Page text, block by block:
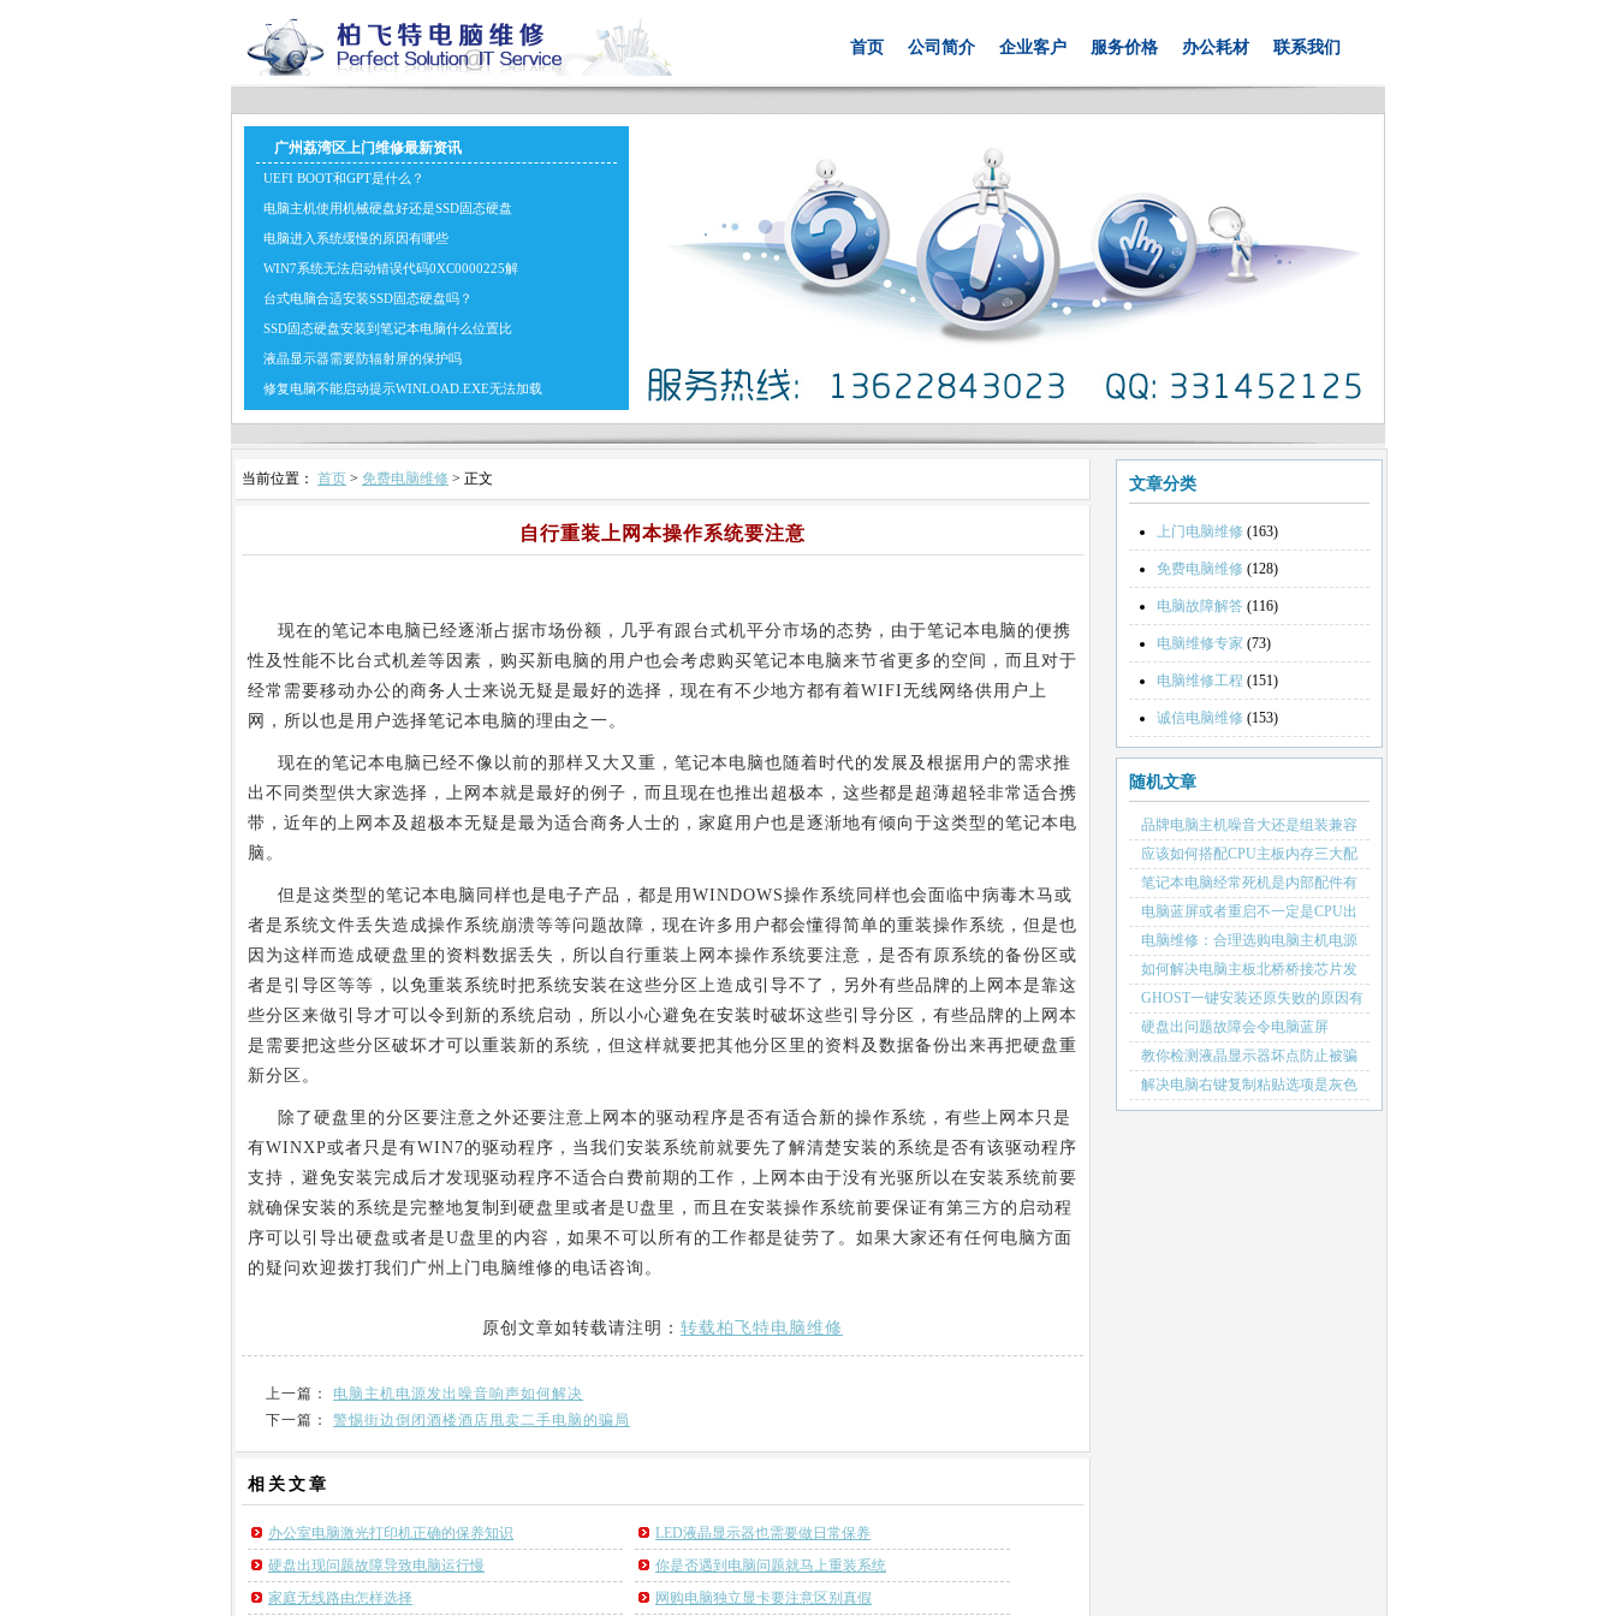
首页 公司简介 企业客户 服务价格 办公耗材 联系我们
广州荔湾区上门维修最新资讯
UEFI BOOT和GPT是什么？
电脑主机使用机械硬盘好还是SSD固态硬盘
电脑进入系统缓慢的原因有哪些
WIN7系统无法启动错误代码0XC0000225解
台式电脑合适安装SSD固态硬盘吗？
SSD固态硬盘安装到笔记本电脑什么位置比
液晶显示器需要防辐射屏的保护吗
修复电脑不能启动提示WINLOAD.EXE无法加载
当前位置： 首页 > 免费电脑维修 > 正文
自行重装上网本操作系统要注意
现在的笔记本电脑已经逐渐占据市场份额，几乎有跟台式机平分市场的态势，由于笔记本电脑的便携
性及性能不比台式机差等因素，购买新电脑的用户也会考虑购买笔记本电脑来节省更多的空间，而且对于
经常需要移动办公的商务人士来说无疑是最好的选择，现在有不少地方都有着WIFI无线网络供用户上
网，所以也是用户选择笔记本电脑的理由之一。
现在的笔记本电脑已经不像以前的那样又大又重，笔记本电脑也随着时代的发展及根据用户的需求推
出不同类型供大家选择，上网本就是最好的例子，而且现在也推出超极本，这些都是超薄超轻非常适合携
带，近年的上网本及超极本无疑是最为适合商务人士的，家庭用户也是逐渐地有倾向于这类型的笔记本电
脑。
但是这类型的笔记本电脑同样也是电子产品，都是用WINDOWS操作系统同样也会面临中病毒木马或
者是系统文件丢失造成操作系统崩溃等等问题故障，现在许多用户都会懂得简单的重装操作系统，但是也
因为这样而造成硬盘里的资料数据丢失，所以自行重装上网本操作系统要注意，是否有原系统的备份区或
者是引导区等等，以免重装系统时把系统安装在这些分区上造成引导不了，另外有些品牌的上网本是靠这
些分区来做引导才可以令到新的系统启动，所以小心避免在安装时破坏这些引导分区，有些品牌的上网本
是需要把这些分区破坏才可以重装新的系统，但这样就要把其他分区里的资料及数据备份出来再把硬盘重
新分区。
除了硬盘里的分区要注意之外还要注意上网本的驱动程序是否有适合新的操作系统，有些上网本只是
有WINXP或者只是有WIN7的驱动程序，当我们安装系统前就要先了解清楚安装的系统是否有该驱动程序
支持，避免安装完成后才发现驱动程序不适合白费前期的工作，上网本由于没有光驱所以在安装系统前要
就确保安装的系统是完整地复制到硬盘里或者是U盘里，而且在安装操作系统前要保证有第三方的启动程
序可以引导出硬盘或者是U盘里的内容，如果不可以所有的工作都是徒劳了。如果大家还有任何电脑方面
的疑问欢迎拨打我们广州上门电脑维修的电话咨询。
原创文章如转载请注明： 转载柏飞特电脑维修
上一篇： 电脑主机电源发出噪音响声如何解决
下一篇： 警惕街边倒闭酒楼酒店甩卖二手电脑的骗局
相关 文章
办公室电脑激光打印机正确的保养知识
LED液晶显示器也需要做日常保养
硬盘出现问题故障导致电脑运行慢
你是否遇到电脑问题就马上重装系统
家庭无线路由怎样选择
网购电脑独立显卡要注意区别真假
文章分类
上门电脑维修 (163)
免费电脑维修 (128)
电脑故障解答 (116)
电脑维修专家 (73)
电脑维修工程 (151)
诚信电脑维修 (153)
随机文章
品牌电脑主机噪音大还是组装兼容
机主机噪声大
应该如何搭配CPU主板内存三大配
件
笔记本电脑经常死机是内部配件有
故障
电脑蓝屏或者重启不一定是CPU出
故障
电脑维修：合理选购电脑主机电源
的重要性
如何解决电脑主板北桥桥接芯片发
热厉害
GHOST一键安装还原失败的原因有
哪些
硬盘出问题故障会令电脑蓝屏
教你检测液晶显示器坏点防止被骗
解决电脑右键复制粘贴选项是灰色
导致复制粘贴消失失效不能用